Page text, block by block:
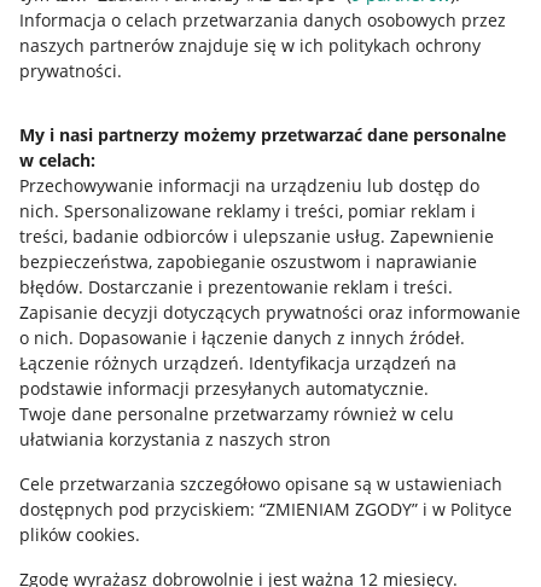
Informacja o celach przetwarzania danych osobowych przez
naszych partnerów znajduje się w ich politykach ochrony
prywatności.
My i nasi partnerzy możemy przetwarzać dane personalne
w celach:
Przechowywanie informacji na urządzeniu lub dostęp do
nich. Spersonalizowane reklamy i treści, pomiar reklam i
treści, badanie odbiorców i ulepszanie usług. Zapewnienie
bezpieczeństwa, zapobieganie oszustwom i naprawianie
błędów. Dostarczanie i prezentowanie reklam i treści.
Zapisanie decyzji dotyczących prywatności oraz informowanie
o nich. Dopasowanie i łączenie danych z innych źródeł.
Łączenie różnych urządzeń. Identyfikacja urządzeń na
podstawie informacji przesyłanych automatycznie.
Twoje dane personalne przetwarzamy również w celu
ułatwiania korzystania z naszych stron
Cele przetwarzania szczegółowo opisane są w ustawieniach
dostępnych pod przyciskiem: “ZMIENIAM ZGODY” i w Polityce
plików cookies.
Zgodę wyrażasz dobrowolnie i jest ważna 12 miesięcy.
Przydatne informacje
Jak to działa
Allegro Gadane dla sprzedających
Allegro Gadane dla kupujących
Mapa miejscowości
Informacje prawne
Regulamin
Polityka plików "cookies"
Ustawienia plików "cookies"
Udostępnianie lokalizacji
Informacje dla Aktu o Usługach Cyfrowych